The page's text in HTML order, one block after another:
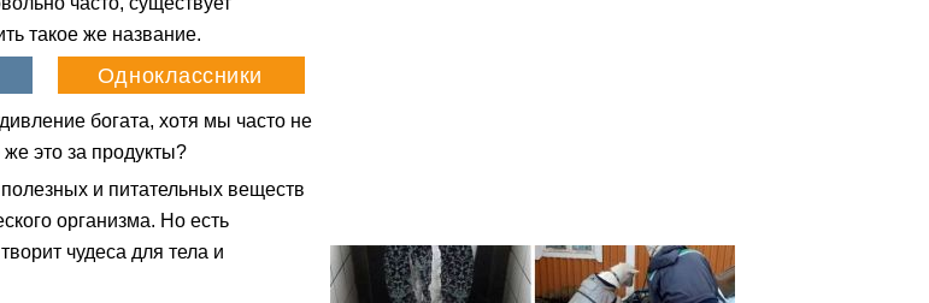
такое же название.
богата, хотя мы часто не
это за продукты?
и питательных веществ
организма. Но есть
чудеса для тела и